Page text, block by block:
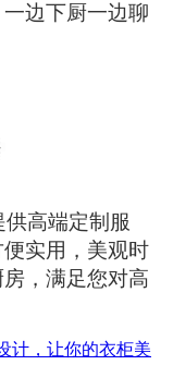
边下厨一边聊
高端定制服
实用，美观时
，满足您对高
计，让你的衣柜美